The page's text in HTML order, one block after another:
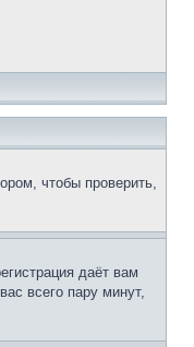
чтобы проверить,
даёт вам
всего пару минут,